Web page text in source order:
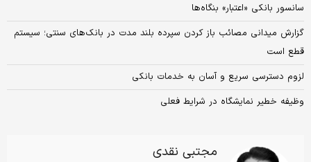
سانسور بانکی «اعتبار» بنگاه‌ها
گزارش میدانی مصائب باز کردن سپرده بلند مدت در بانک‌های سنتی؛ سیستم
قطع است
لزوم دسترسی سریع و آسان به خدمات بانکی
وظیفه خطیر نمایشگاه در شرایط فعلی
مجتبی نقدی‏‏‌